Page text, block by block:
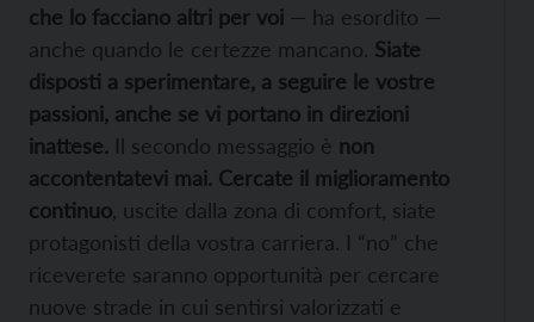
che lo facciano altri per voi — ha esordito —
anche quando le certezze mancano. Siate
disposti a sperimentare, a seguire le vostre
passioni, anche se vi portano in direzioni
inattese. Il secondo messaggio è non
accontentatevi mai. Cercate il miglioramento
continuo , uscite dalla zona di comfort, siate
protagonisti della vostra carriera. I “no” che
riceverete saranno opportunità per cercare
nuove strade in cui sentirsi valorizzati e